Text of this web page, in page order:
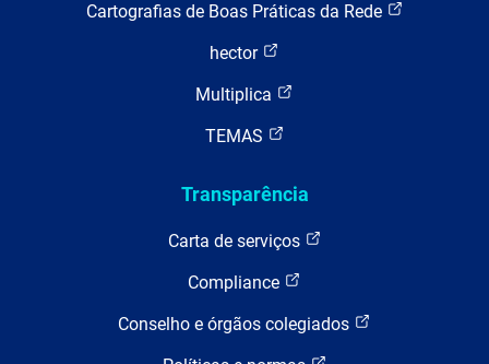
Cartografias de Boas Práticas da Rede
hector
Multiplica
TEMAS
Transparência
Carta de serviços
Compliance
Conselho e órgãos colegiados